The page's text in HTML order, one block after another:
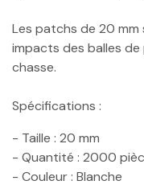
Les patchs de 20
impacts des balles
chasse.
Spécifications :
- Taille : 20 mm
- Quantité : 2000
- Couleur : Blanche